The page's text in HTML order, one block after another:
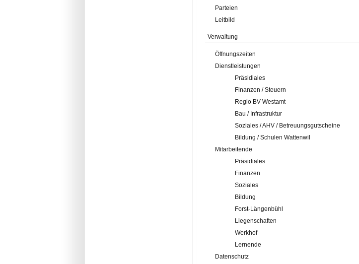
Parteien
Leitbild
Verwaltung
Öffnungszeiten
Dienstleistungen
Präsidiales
Finanzen / Steuern
Regio BV Westamt
Bau / Infrastruktur
Soziales / AHV / Betreuungsgutscheine
Bildung / Schulen Wattenwil
Mitarbeitende
Präsidiales
Finanzen
Soziales
Bildung
Forst-Längenbühl
Liegenschaften
Werkhof
Lernende
Datenschutz